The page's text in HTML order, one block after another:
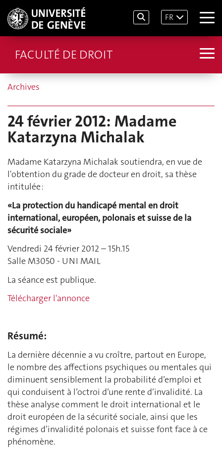
FR
FACULTÉ DE DROIT
Archives
24 février 2012: Madame
Katarzyna Michalak
Madame Katarzyna Michalak soutiendra, en vue de
l'obtention du grade de docteur en droit, sa thèse
intitulée :
«La protection du handicapé mental en droit
international, européen, polonais et suisse de la
sécurité sociale»
Vendredi 24 février 2012 – 15h.15
Salle M3050 - UNI MAIL
La séance est publique.
Télécharger l'annonce
Résumé:
La dernière décennie a vu croître, partout en Europe,
le nombre des affections psychiques ou mentales qui
diminuent sensiblement la probabilité d’emploi et
qui conduisent à l’octroi d’une rente d’invalidité. La
thèse analyse comment le droit international et le
droit européen de la sécurité sociale, ainsi que les
régimes d’invalidité polonais et suisse font face à ce
phénomène.